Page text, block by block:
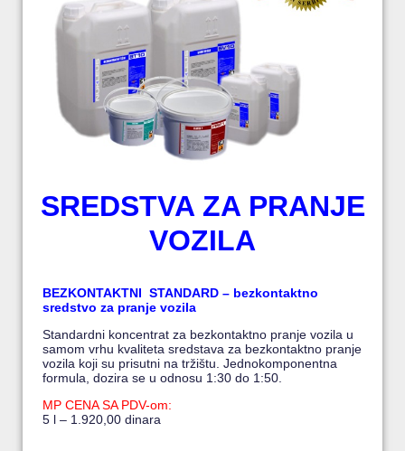
SREDSTVA ZA PRANJE
VOZILA
BEZKONTAKTNI STANDARD – bezkontaktno
sredstvo za pranje vozila
Standardni koncentrat za bezkontaktno pranje vozila u
samom vrhu kvaliteta sredstava za bezkontaktno pranje
vozila koji su prisutni na tržištu. Jednokomponentna
formula, dozira se u odnosu 1:30 do 1:50.
MP CENA SA PDV-om:
5 l – 1.920,00 dinara